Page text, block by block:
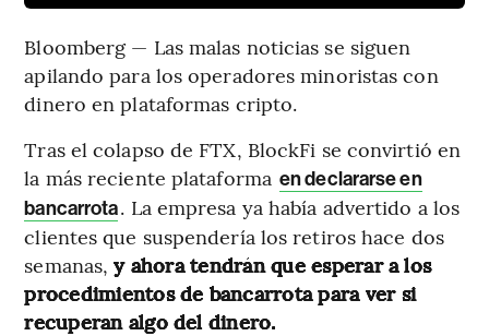
Bloomberg — Las malas noticias se siguen
apilando para los operadores minoristas con
dinero en plataformas cripto.
Tras el colapso de FTX, BlockFi se convirtió en
la más reciente plataforma en declararse en
bancarrota. La empresa ya había advertido a los
clientes que suspendería los retiros hace dos
semanas,y ahora tendrán que esperar a los
procedimientos de bancarrota para ver si
recuperan algo del dinero.